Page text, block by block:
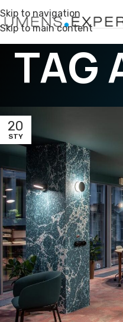
Skip to navigation
Skip to main content
TAG
20
STY